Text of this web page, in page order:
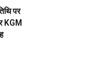
पर
KGM